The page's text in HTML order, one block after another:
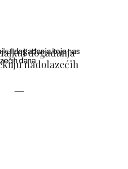
događanja
nadolazećih